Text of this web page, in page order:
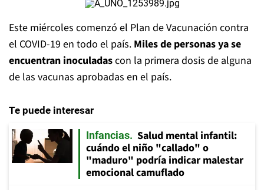
Este miércoles comenzó el Plan de Vacunación contra
el COVID-19 en todo el país. Miles de personas ya se
encuentran inoculadascon la primera dosis de alguna
de las vacunas aprobadas en el país.
Te puede interesar
Infancias
Salud mental infantil:
cuándo el niño "callado" o
"maduro" podría indicar malestar
emocional camuflado